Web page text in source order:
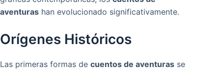
aventuras han evolucionado significativamente.
Orígenes Históricos
Las primeras formas de cuentos de aventuras se